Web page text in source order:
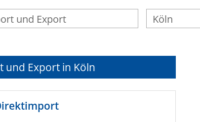
und Export in Köln